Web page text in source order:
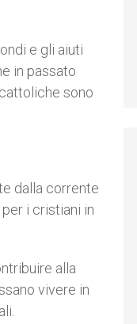
e gli aiuti
in passato
sono
dalla corrente
i cristiani in
alla
vivere in